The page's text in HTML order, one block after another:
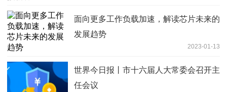
面向更多工作负载加速，解读芯片未来的
发展趋势
2023-01-13
世界今日报丨市十六届人大常委会召开主
任会议